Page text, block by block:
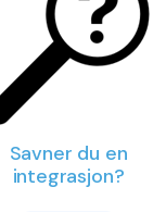
Savner du en
integrasjon?